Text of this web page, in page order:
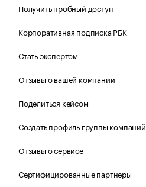
Получить пробный доступ
Корпоративная подписка РБК
Стать экспертом
Отзывы о вашей компании
Поделиться кейсом
Создать профиль группы компаний
Отзывы о сервисе
Сертифицированные партнеры